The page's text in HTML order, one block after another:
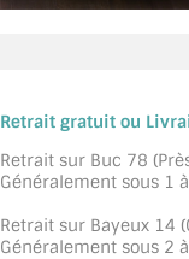
Retrait gratuit ou
Retrait sur Buc 78
Généralement sous 1
Retrait sur Bayeux 14
Généralement sous 2